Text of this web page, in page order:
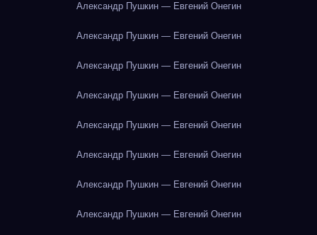
Александр Пушкин — Евгений Онегин
Александр Пушкин — Евгений Онегин
Александр Пушкин — Евгений Онегин
Александр Пушкин — Евгений Онегин
Александр Пушкин — Евгений Онегин
Александр Пушкин — Евгений Онегин
Александр Пушкин — Евгений Онегин
Александр Пушкин — Евгений Онегин